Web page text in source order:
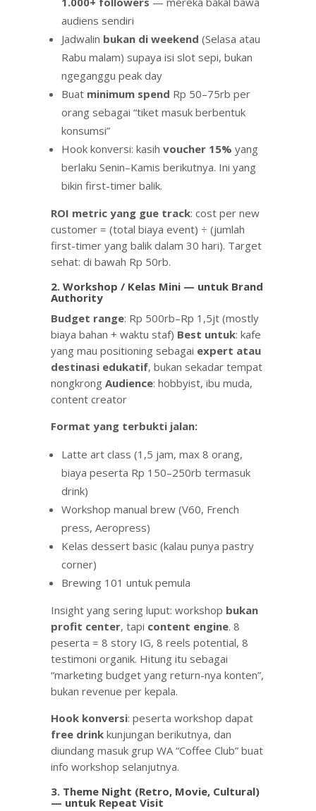
audiens sendiri
Jadwalin bukan di weekend (Selasa atau
Rabu malam) supaya isi slot sepi, bukan
ngeganggu peak day
Buat minimum spend Rp 50–75rb per
orang sebagai “tiket masuk berbentuk
konsumsi”
Hook konversi: kasih voucher 15% yang
berlaku Senin–Kamis berikutnya. Ini yang
bikin first-timer balik.
ROI metric yang gue track: cost per new
customer = (total biaya event) ÷ (jumlah
first-timer yang balik dalam 30 hari). Target
sehat: di bawah Rp 50rb.
2. Workshop / Kelas Mini — untuk Brand
Authority
Budget range: Rp 500rb–Rp 1,5jt (mostly
biaya bahan + waktu staf) Best untuk: kafe
yang mau positioning sebagai expert atau
destinasi edukatif, bukan sekadar tempat
nongkrong Audience: hobbyist, ibu muda,
content creator
Format yang terbukti jalan:
Latte art class (1,5 jam, max 8 orang,
biaya peserta Rp 150–250rb termasuk
drink)
Workshop manual brew (V60, French
press, Aeropress)
Kelas dessert basic (kalau punya pastry
corner)
Brewing 101 untuk pemula
Insight yang sering luput: workshop bukan
profit center, tapi content engine. 8
peserta = 8 story IG, 8 reels potential, 8
testimoni organik. Hitung itu sebagai
“marketing budget yang return-nya konten”,
bukan revenue per kepala.
Hook konversi: peserta workshop dapat
free drinkkunjungan berikutnya, dan
diundang masuk grup WA “Coffee Club” buat
info workshop selanjutnya.
3. Theme Night (Retro, Movie, Cultural)
— untuk Repeat Visit